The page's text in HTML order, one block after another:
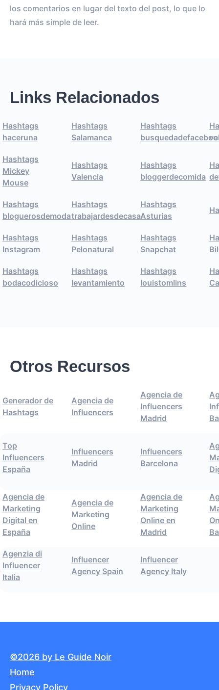
los comentarios en lugar del texto del post, lo que lo
hará más simple de leer.
Links Relacionados
Hashtags
haceruna
Hashtags
Salamanca
Hashtags
Hashtags
Mickey
Mouse
Hashtags
Valencia
Hashtags
bloggerdecomida
Hashtags
bloguerosdemoda
Hashtags
trabajardesdecasa
Hashtags
Asturias
Hashtags
Instagram
Hashtags
Pelonatural
Hashtags
Snapchat
Hashtags
bodacodicioso
Hashtags
levantamiento
Hashtags
louistomlins
Otros Recursos
Generador de
Hashtags
Agencia de
Influencers
Agencia de
Influencers
Madrid
Top
Influencers
España
Influencers
Madrid
Influencers
Barcelona
Agencia de
Marketing
Digital en
España
Agencia de
Marketing
Online
Agencia de
Marketing
Online en
Madrid
Agenzia di
Influencer
Italia
Influencer
Agency Spain
Influencer
Agency Italy
©2026 by Le Guide Noir
Home
Privacy Policy